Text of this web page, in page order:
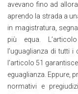
avevano fino ad
aprendo la strada a
in magistratura,
più equa.
l’uguaglianza di tutti
l’articolo 51
eguaglianza. Eppure,
normativi e